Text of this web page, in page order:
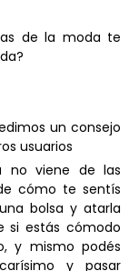
de la moda te
un consejo
usuarios
no viene de las
cómo te sentís
bolsa y atarla
si estás cómodo
y mismo podés
y pasar